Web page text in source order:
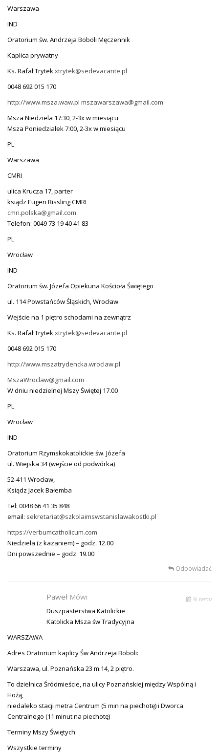
Warszawa
IND
Oratorium św. Andrzeja Boboli Męczennik
Kaplica prywatny
Ks. Rafał Trytekxtrytek@sedevacante.pl
0048 692 015 170
http://www.msza.waw.pl mszawarszawa@gmail.com
Msza Niedziela 17:30, 2-3x w miesiącu
Msza Poniedziałek 7:00, 2-3x w miesiącu
PL
Warszawa
CMRI
ulica Krucza 17, parter
ksiądz Eugen Rissling CMRI
cmri.polska@gmail.com
Telefon: 0049 73 19 40 41 83
PL
Wrocław
IND
Oratorium św. Józefa Opiekuna Kościoła Świętego
ul. 114 Powstańców Śląskich, Wrocław
Wejście na 1 piętro schodami na zewnątrz
Ks. Rafał Trytekxtrytek@sedevacante.pl
0048 692 015 170
http://www.mszatrydencka.wroclaw.pl
MszaWroclaw@gmail.com
W dniu niedzielnej Mszy Świętej 17.00
PL
Wrocław
IND
Oratorium Rzymskokatolickie św. Józefa
ul. Wiejska 34 (wejście od podwórka)
52-411 Wrocław,
Ksiądz Jacek Bałemba
Tel: 0048 66 41 35 848
email: sekretariat@szkolaimswstanislawakostki.pl
https://verbumcatholicum.com
Niedziela (z kazaniem) – godz. 12.00
Dni powszednie – godz. 19.00
Odpowiadać
Paweł Mówi % temu
Duszpasterstwa Katolickie
Katolicka Msza św Tradycyjna
WARSZAWA
Adres Oratorium kaplicy Św Andrzeja Boboli:
Warszawa, ul. Poznańska 23 m.14, 2 piętro.
To dzielnica Śródmieście, na ulicy Poznańskiej między Wspólną i
Hożą,
niedaleko stacji metra Centrum (5 min na piechotę) i Dworca
Centralnego (11 minut na piechotę)
Terminy Mszy Świętych
Wszystkie terminy